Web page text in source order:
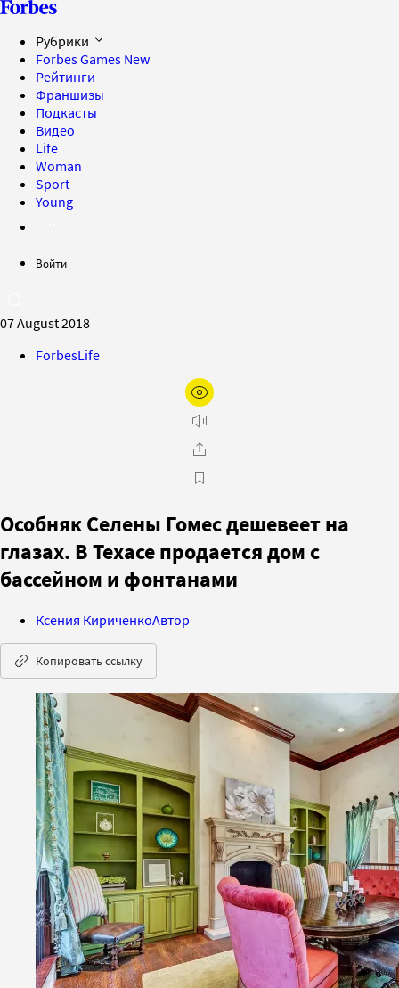
Рубрики
Forbes Games New
Рейтинги
Франшизы
Подкасты
Видео
Life
Woman
Sport
Young
Войти
07 August 2018
ForbesLife
Особняк Селены Гомес дешевеет на
глазах. В Техасе продается дом с
бассейном и фонтанами
Ксения КириченкоАвтор
Копировать ссылку